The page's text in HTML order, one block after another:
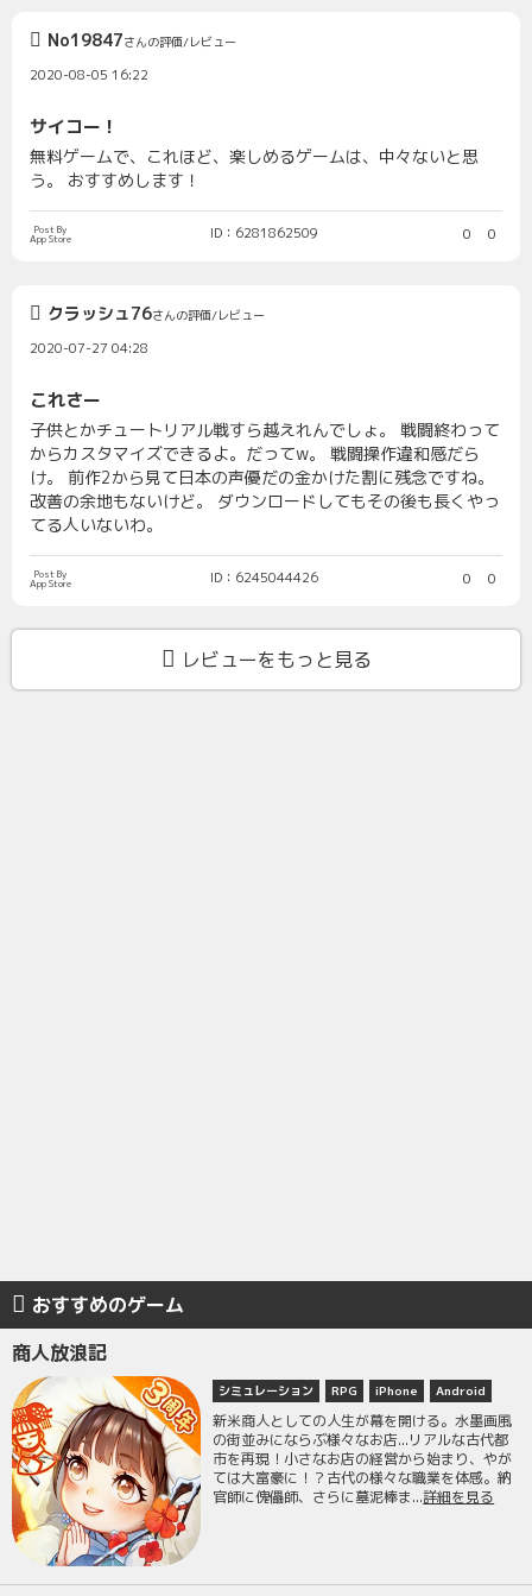
No19847さんの評価/レビュー
2020-08-05 16:22
サイコー！
無料ゲームで、これほど、楽しめるゲームは、中々ないと思
う。 おすすめします！
Post By
App Store ID：6281862509 0 0
クラッシュ76さんの評価/レビュー
2020-07-27 04:28
これさー
子供とかチュートリアル戦すら越えれんでしょ。 戦闘終わって
からカスタマイズできるよ。だってw。 戦闘操作違和感だら
け。 前作2から見て日本の声優だの金かけた割に残念ですね。
改善の余地もないけど。 ダウンロードしてもその後も長くやっ
てる人いないわ。
Post By
App Store ID：6245044426 0 0
レビューをもっと見る
おすすめのゲーム
商人放浪記
シミュレーション RPG iPhone Android
新米商人としての人生が幕を開ける。水墨画風
の街並みにならぶ様々なお店...リアルな古代都
市を再現！小さなお店の経営から始まり、やが
ては大富豪に！？古代の様々な職業を体感。納
官師に傀儡師、さらに墓泥棒ま...詳細を見る